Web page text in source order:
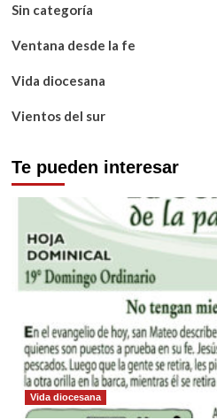
Sin categoría
Ventana desde la fe
Vida diocesana
Vientos del sur
Te pueden interesar
Vida diocesana